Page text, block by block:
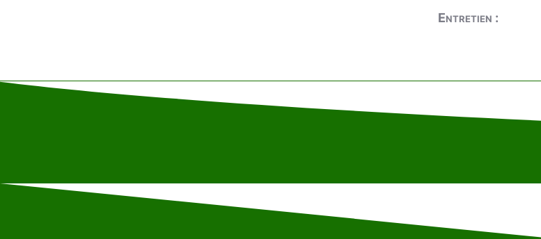
Entretien :